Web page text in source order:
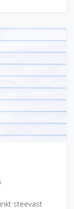
steevast